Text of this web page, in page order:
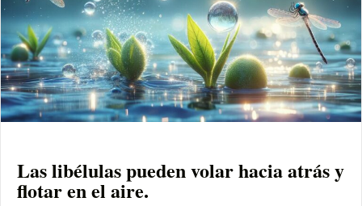
Las libélulas pueden volar hacia atrás y
flotar en el aire.